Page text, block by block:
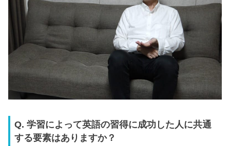
Q. 学習によって英語の習得に成功した人に共通
する要素はありますか？